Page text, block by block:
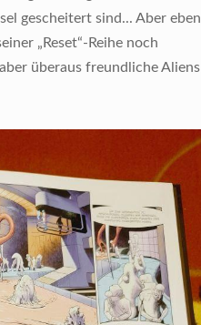
gescheitert sind... Aber eben
„Reset“-Reihe noch
überaus freundliche Aliens